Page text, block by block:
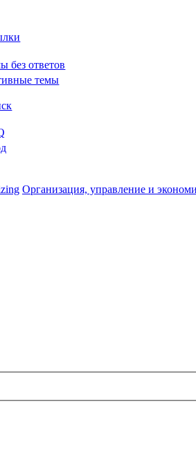
без ответов
темы
Организация, управление и